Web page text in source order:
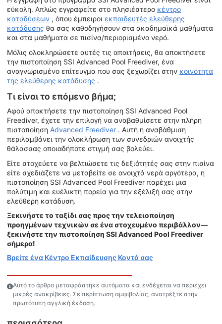
εύκολη. Απλώς εγγραφείτε στο πλησιέστερο κέντρο
καταδύσεων , όπου έμπειροι εκπαιδευτές ελεύθερης
κατάδυσης θα σας καθοδηγήσουν στα ακαδημαϊκά μαθήματα
και στα μαθήματα σε πισίνα/περιορισμένο νερό.
Μόλις ολοκληρώσετε αυτές τις απαιτήσεις, θα αποκτήσετε
την πιστοποίηση SSI Advanced Pool Freediver, ένα
αναγνωρισμένο επίτευγμα που σας ξεχωρίζει στην κοινότητα
της ελεύθερης κατάδυσης .
Τι είναι το επόμενο βήμα;
Αφού αποκτήσετε την πιστοποίηση SSI Advanced Pool
Freediver, έχετε την επιλογή να αναβαθμίσετε στην πλήρη
πιστοποίηση Advanced Freediver . Αυτή η αναβάθμιση
περιλαμβάνει την ολοκλήρωση των συνεδριών ανοιχτής
θάλασσας οποιαδήποτε στιγμή σας βολεύει.
Είτε στοχεύετε να βελτιώσετε τις δεξιότητές σας στην πισίνα
είτε σχεδιάζετε να μεταβείτε σε ανοιχτά νερά αργότερα, η
πιστοποίηση SSI Advanced Pool Freediver παρέχει μια
πολύτιμη και ευέλικτη πορεία για την εξέλιξή σας στην
ελεύθερη κατάδυση.
Ξεκινήστε το ταξίδι σας προς την τελειοποίηση
προηγμένων τεχνικών σε ένα στοχευμένο περιβάλλον—
ξεκινήστε την πιστοποίηση SSI Advanced Pool Freediver
σήμερα!
Βρείτε ένα Κέντρο Εκπαίδευσης Κοντά σας
Αυτό το άρθρο μεταφράστηκε αυτόματα και ενδέχεται να περιέχει
μικρές ανακρίβειες. Σε περίπτωση αμφιβολίας, ανατρέξτε στην
πρωτότυπη αγγλική έκδοση.